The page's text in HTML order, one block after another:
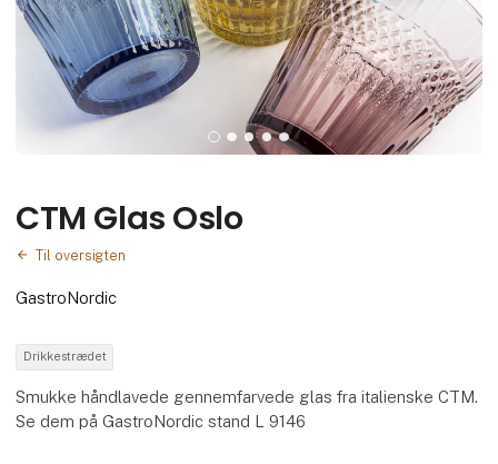
CTM Glas Oslo
Til oversigten
GastroNordic
Drikkestrædet
Smukke håndlavede gennemfarvede glas fra italienske CTM.
Se dem på GastroNordic stand L 9146